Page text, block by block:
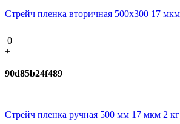
Стрейч пленка вторичная 500х300 17 мкм
0
+
90d85b24f489
Стрейч пленка ручная 500 мм 17 мкм 2